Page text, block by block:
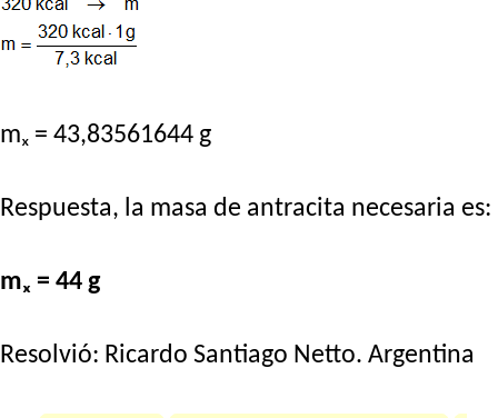
mₓ = 43,83561644 g
Respuesta, la masa de antracita necesaria es:
mₓ = 44 g
Resolvió: Ricardo Santiago Netto. Argentina